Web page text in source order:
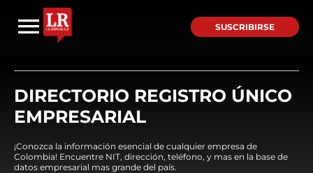
SUSCRIBIRSE
DIRECTORIO REGISTRO ÚNICO
EMPRESARIAL
¡Conozca la información esencial de cualquier empresa de
Colombia! Encuentre NIT, dirección, teléfono, y mas en la base de
datos empresarial mas grande del país.